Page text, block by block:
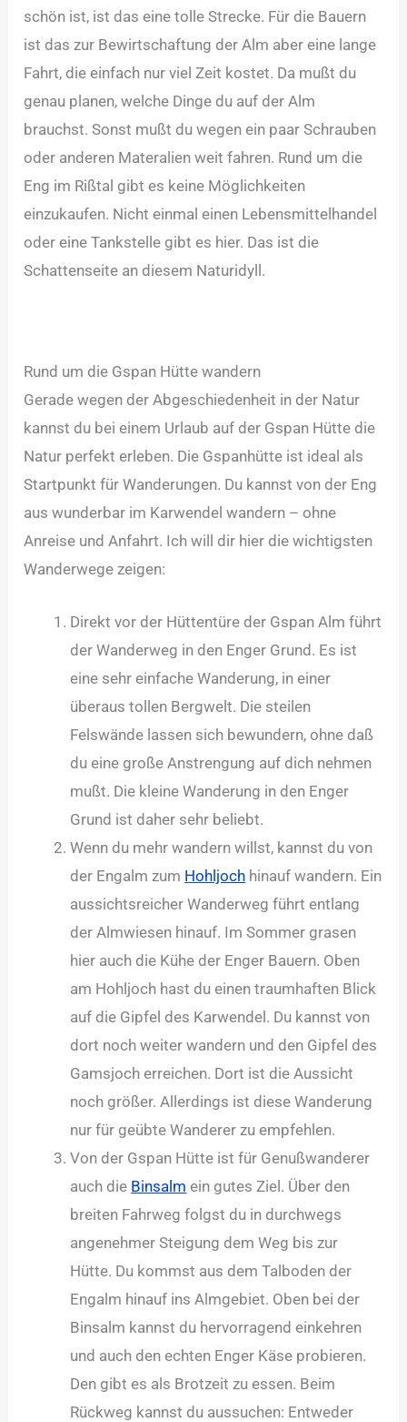
schön ist, ist das eine tolle Strecke. Für die Bauern
ist das zur Bewirtschaftung der Alm aber eine lange
Fahrt, die einfach nur viel Zeit kostet. Da mußt du
genau planen, welche Dinge du auf der Alm
brauchst. Sonst mußt du wegen ein paar Schrauben
oder anderen Materalien weit fahren. Rund um die
Eng im Rißtal gibt es keine Möglichkeiten
einzukaufen. Nicht einmal einen Lebensmittelhandel
oder eine Tankstelle gibt es hier. Das ist die
Schattenseite an diesem Naturidyll.
Rund um die Gspan Hütte wandern
Gerade wegen der Abgeschiedenheit in der Natur
kannst du bei einem Urlaub auf der Gspan Hütte die
Natur perfekt erleben. Die Gspanhütte ist ideal als
Startpunkt für Wanderungen. Du kannst von der Eng
aus wunderbar im Karwendel wandern – ohne
Anreise und Anfahrt. Ich will dir hier die wichtigsten
Wanderwege zeigen:
Direkt vor der Hüttentüre der Gspan Alm führt
der Wanderweg in den Enger Grund. Es ist
eine sehr einfache Wanderung, in einer
überaus tollen Bergwelt. Die steilen
Felswände lassen sich bewundern, ohne daß
du eine große Anstrengung auf dich nehmen
mußt. Die kleine Wanderung in den Enger
Grund ist daher sehr beliebt.
Wenn du mehr wandern willst, kannst du von
der Engalm zum Hohljoch hinauf wandern. Ein
aussichtsreicher Wanderweg führt entlang
der Almwiesen hinauf. Im Sommer grasen
hier auch die Kühe der Enger Bauern. Oben
am Hohljoch hast du einen traumhaften Blick
auf die Gipfel des Karwendel. Du kannst von
dort noch weiter wandern und den Gipfel des
Gamsjoch erreichen. Dort ist die Aussicht
noch größer. Allerdings ist diese Wanderung
nur für geübte Wanderer zu empfehlen.
Von der Gspan Hütte ist für Genußwanderer
auch die Binsalm ein gutes Ziel. Über den
breiten Fahrweg folgst du in durchwegs
angenehmer Steigung dem Weg bis zur
Hütte. Du kommst aus dem Talboden der
Engalm hinauf ins Almgebiet. Oben bei der
Binsalm kannst du hervorragend einkehren
und auch den echten Enger Käse probieren.
Den gibt es als Brotzeit zu essen. Beim
Rückweg kannst du aussuchen: Entweder